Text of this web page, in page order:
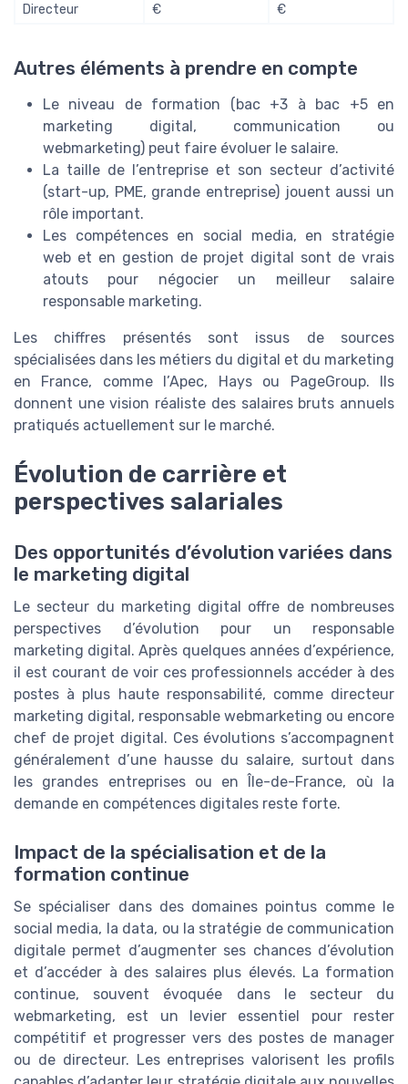
Directeur
€
€
Autres éléments à prendre en compte
Le niveau de formation (bac +3 à bac +5 en
marketing digital, communication ou
webmarketing) peut faire évoluer le salaire.
La taille de l’entreprise et son secteur d’activité
(start-up, PME, grande entreprise) jouent aussi un
rôle important.
Les compétences en social media, en stratégie
web et en gestion de projet digital sont de vrais
atouts pour négocier un meilleur salaire
responsable marketing.
Les chiffres présentés sont issus de sources
spécialisées dans les métiers du digital et du marketing
en France, comme l’Apec, Hays ou PageGroup. Ils
donnent une vision réaliste des salaires bruts annuels
pratiqués actuellement sur le marché.
Évolution de carrière et
perspectives salariales
Des opportunités d’évolution variées dans
le marketing digital
Le secteur du marketing digital offre de nombreuses
perspectives d’évolution pour un responsable
marketing digital. Après quelques années d’expérience,
il est courant de voir ces professionnels accéder à des
postes à plus haute responsabilité, comme directeur
marketing digital, responsable webmarketing ou encore
chef de projet digital. Ces évolutions s’accompagnent
généralement d’une hausse du salaire, surtout dans
les grandes entreprises ou en Île-de-France, où la
demande en compétences digitales reste forte.
Impact de la spécialisation et de la
formation continue
Se spécialiser dans des domaines pointus comme le
social media, la data, ou la stratégie de communication
digitale permet d’augmenter ses chances d’évolution
et d’accéder à des salaires plus élevés. La formation
continue, souvent évoquée dans le secteur du
webmarketing, est un levier essentiel pour rester
compétitif et progresser vers des postes de manager
ou de directeur. Les entreprises valorisent les profils